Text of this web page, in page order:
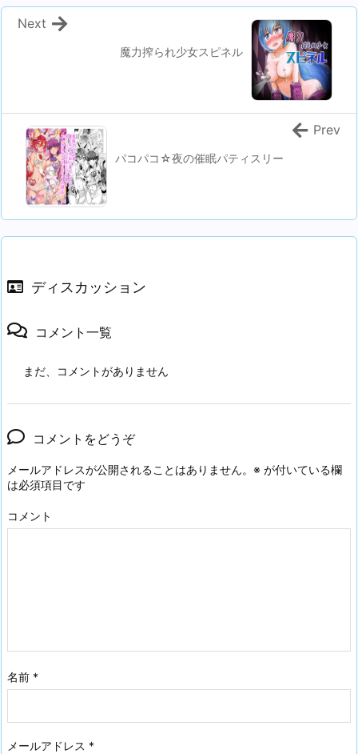
魔力搾られ少女スピネル
Next
パコパコ☆夜の催眠パティスリー
Prev
ディスカッション
コメント一覧
まだ、コメントがありません
コメントをどうぞ
メールアドレスが公開されることはありません。 ※ が付いている欄
は必須項目です
コメント
名前 *
メールアドレス *